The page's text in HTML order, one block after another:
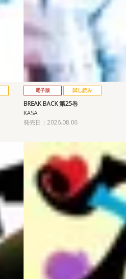
電子版 試し読み
BREAK BACK 第25巻
KASA
発売日：2026.08.06